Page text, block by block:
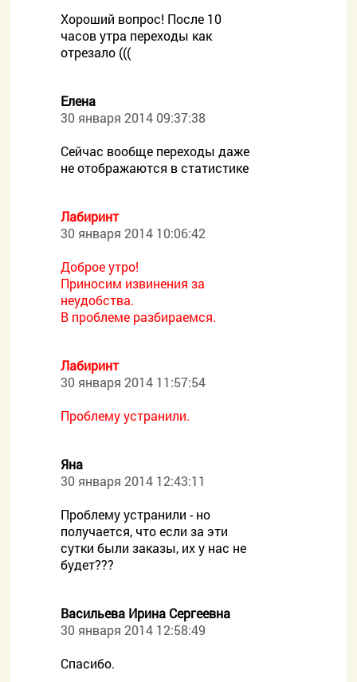
Хороший вопрос! После 10
часов утра переходы как
отрезало (((
Елена
30 января 2014 09:37:38
Сейчас вообще переходы даже
не отображаются в статистике
Лабиринт
30 января 2014 10:06:42
Доброе утро!
Приносим извинения за
неудобства.
В проблеме разбираемся.
Лабиринт
30 января 2014 11:57:54
Проблему устранили.
Яна
30 января 2014 12:43:11
Проблему устранили - но
получается, что если за эти
сутки были заказы, их у нас не
будет???
Васильева Ирина Сергеевна
30 января 2014 12:58:49
Спасибо.